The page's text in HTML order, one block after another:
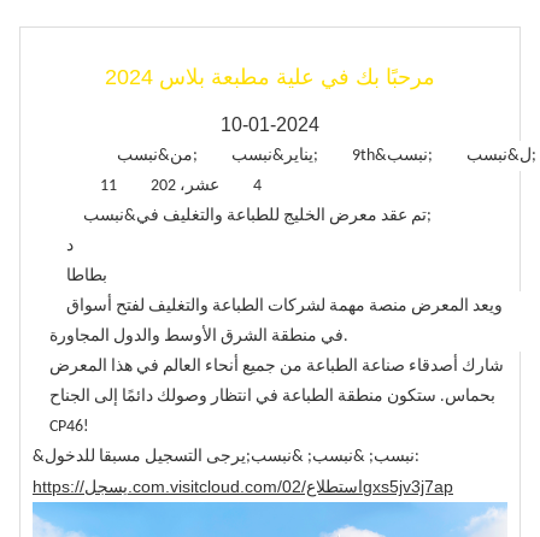
مرحبًا بك في علية مطبعة بلاس 2024
10-01-2024
من&نبسب; يناير&نبسب; 9th&نبسب;
ل&نبسب;
11
عشر، 202
4
تم عقد معرض الخليج للطباعة والتغليف في&نبسب;
د
بطاطا
ويعد المعرض منصة مهمة لشركات الطباعة والتغليف لفتح أسواق
في منطقة الشرق الأوسط والدول المجاورة.
شارك أصدقاء صناعة الطباعة من جميع أنحاء العالم في هذا المعرض
بحماس. ستكون منطقة الطباعة في انتظار وصولك دائمًا إلى الجناح
CP46!
&نبسب; &نبسب; &نبسب;يرجى التسجيل مسبقا للدخول:
https://يسجل.com.visitcloud.com/استطلاع/02gxs5jv3j7ap